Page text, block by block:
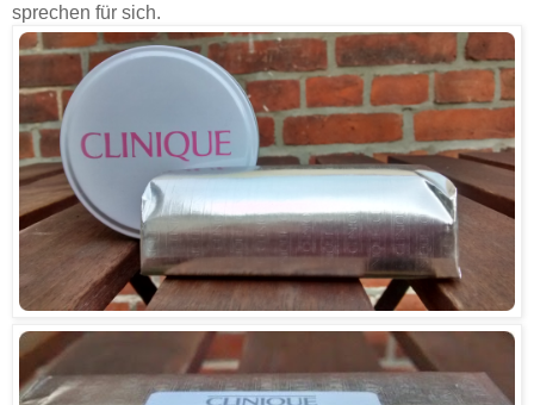
sprechen für sich.